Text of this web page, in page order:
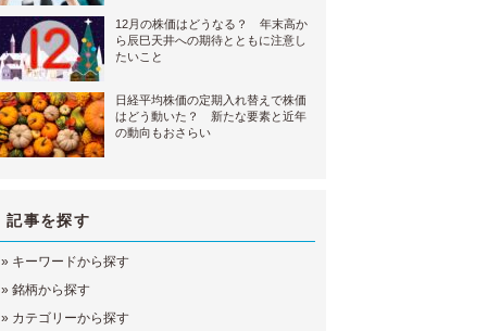
12月の株価はどうなる？ 年末高か
ら辰巳天井への期待とともに注意し
たいこと
日経平均株価の定期入れ替えで株価
はどう動いた？ 新たな要素と近年
の動向もおさらい
記事を探す
» キーワードから探す
»銘柄から探す
» カテゴリーから探す